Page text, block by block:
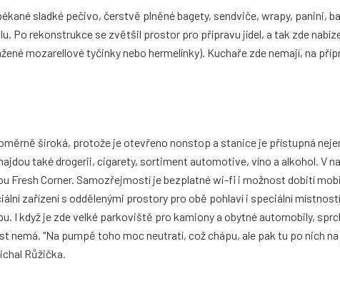
sladké pečivo, čerstvě plněné bagety, sendviče, wrapy, panini,
Po rekonstrukce se zvětšil prostor pro přípravu jídel, a tak zde
mozarellové tyčinky nebo hermelínky). Kuchaře zde nemají, na
široká, protože je otevřeno nonstop a stanice je přístupná
také drogerii, cigarety, sortiment automotive, víno a alkohol. V
Fresh Corner. Samozřejmostí je bezplatné wi-fi i možnost dobití
zařízení s oddělenými prostory pro obě pohlaví i speciální
I když je zde velké parkoviště pro kamiony a obytné automobily,
nemá. "Na pumpě toho moc neutratí, což chápu, ale pak tu po nich
Růžička.